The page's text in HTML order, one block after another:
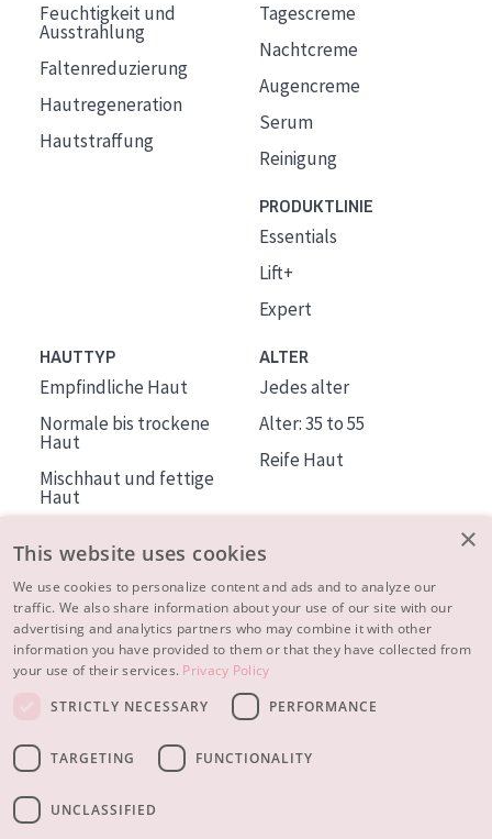
Feuchtigkeit und
Ausstrahlung
Faltenreduzierung
Hautregeneration
Hautstraffung
Tagescreme
Nachtcreme
Augencreme
Serum
Reinigung
PRODUKTLINIE
Essentials
Lift+
Expert
HAUTTYP
Empfindliche Haut
Normale bis trockene
Haut
Mischhaut und fettige
Haut
Haut
ALTER
Jedes alter
Alter: 35 to 55
Reife Haut
ÜBER DIADERMINE
Mehr über uns
Inspiration
×
This website uses cookies
We use cookies to personalize content and ads and to analyze our
traffic. We also share information about your use of our site with our
advertising and analytics partners who may combine it with other
information you have provided to them or that they have collected from
your use of their services. Privacy Policy
STRICTLY NECESSARY
PERFORMANCE
TARGETING FUNCTIONALITY
UNCLASSIFIED